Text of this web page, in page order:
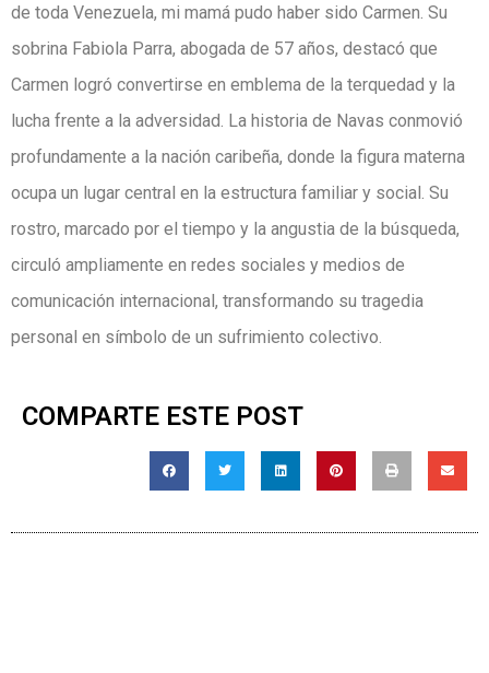
de toda Venezuela, mi mamá pudo haber sido Carmen. Su
sobrina Fabiola Parra, abogada de 57 años, destacó que
Carmen logró convertirse en emblema de la terquedad y la
lucha frente a la adversidad. La historia de Navas conmovió
profundamente a la nación caribeña, donde la figura materna
ocupa un lugar central en la estructura familiar y social. Su
rostro, marcado por el tiempo y la angustia de la búsqueda,
circuló ampliamente en redes sociales y medios de
comunicación internacional, transformando su tragedia
personal en símbolo de un sufrimiento colectivo.
COMPARTE ESTE POST